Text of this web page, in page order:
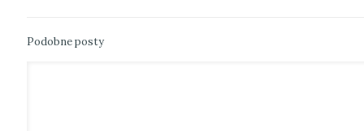
Podobne posty